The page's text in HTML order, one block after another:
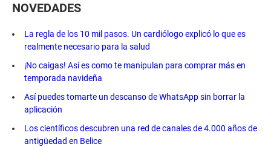
NOVEDADES
La regla de los 10 mil pasos. Un cardiólogo explicó lo que es
realmente necesario para la salud
¡No caigas! Así es como te manipulan para comprar más en
temporada navideña
Así puedes tomarte un descanso de WhatsApp sin borrar la
aplicación
Los científicos descubren una red de canales de 4.000 años de
antigüedad en Belice